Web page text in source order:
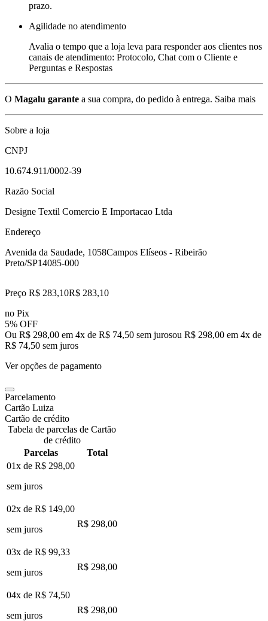
prazo.
Agilidade no atendimento
Avalia o tempo que a loja leva para responder aos clientes nos
canais de atendimento: Protocolo, Chat com o Cliente e
Perguntas e Respostas
O Magalu garante a sua compra, do pedido à entrega. Saiba mais
Sobre a loja
CNPJ
10.674.911/0002-39
Razão Social
Designe Textil Comercio E Importacao Ltda
Endereço
Avenida da Saudade, 1058Campos Elíseos - Ribeirão
Preto/SP14085-000
Preço R$ 283,10R$ 283,10
no Pix
5% OFF
Ou R$ 298,00 em 4x de R$ 74,50 sem jurosou R$ 298,00 em 4x de
R$ 74,50 sem juros
Ver opções de pagamento
Parcelamento
Cartão Luiza
Cartão de crédito
Tabela de parcelas de Cartão
de crédito
Parcelas
Total
01x de R$ 298,00
sem juros
02x de R$ 149,00
sem juros
R$ 298,00
03x de R$ 99,33
sem juros
R$ 298,00
04x de R$ 74,50
sem juros
R$ 298,00